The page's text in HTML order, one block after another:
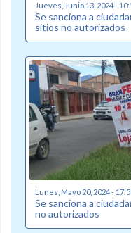
Jueves, Junio 13, 2024 -
Se sanciona a
sitios no autorizados
Lunes, Mayo 20, 2024 -
Se sanciona a
no autorizados